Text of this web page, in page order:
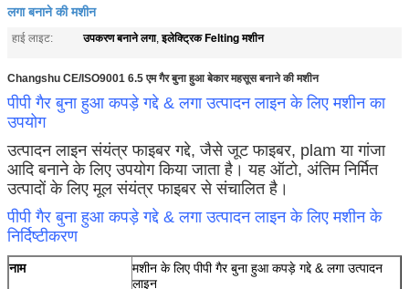
लगा बनाने की मशीन
हाई लाइट: उपकरण बनाने लगा,इलेक्ट्रिक Felting मशीन
Changshu CE/ISO9001 6.5 एम गैर बुना हुआ बेकार महसूस बनाने की मशीन
पीपी गैर बुना हुआ कपड़े गद्दे & लगा उत्पादन लाइन के लिए मशीन का
उपयोग
उत्पादन लाइन संयंत्र फाइबर गद्दे, जैसे जूट फाइबर, plam या गांजा
आदि बनाने के लिए उपयोग किया जाता है। यह ऑटो, अंतिम निर्मित
उत्पादों के लिए मूल संयंत्र फाइबर से संचालित है।
पीपी गैर बुना हुआ कपड़े गद्दे & लगा उत्पादन लाइन के लिए मशीन के
निर्दिष्टीकरण
नाम
मशीन के लिए पीपी गैर बुना हुआ कपड़े गद्दे & लगा उत्पादन
लाइन